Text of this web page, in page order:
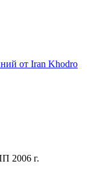
от Iran Khodro
2006 г.